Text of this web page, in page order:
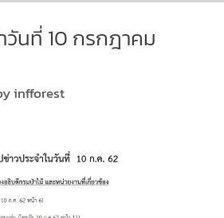
วันที่ 10 กรกฎาคม
infforest